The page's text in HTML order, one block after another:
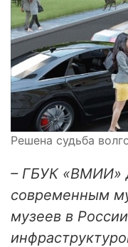
Решена судьба
– ГБУК «ВМИИ»
современным
музеев в